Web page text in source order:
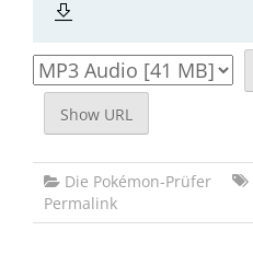
Show URL
Die Pokémon-Prüfer
Permalink